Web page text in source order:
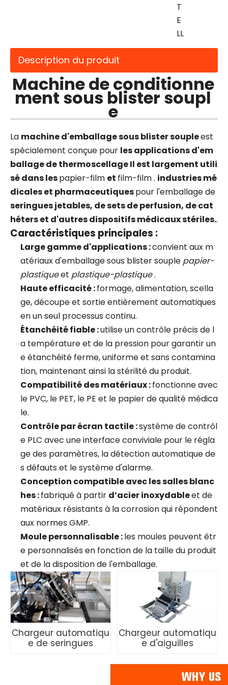
T
E
LL
Description du produit
Machine de conditionne
ment sous blister soupl
e
La machine d'emballage sous blister soupleest
spécialement conçue pour les applications d'em
ballage de thermoscellage Il est largement utili
sé dans lespapier-film et film-film . industries mé
dicales et pharmaceutiquespour l'emballage de
seringues jetables, de sets de perfusion, de cat
héters et d'autres dispositifs médicaux stériles..
Caractéristiques principales :
Large gamme d'applications :convient aux m
atériaux d'emballage sous blister souple papier-
plastiqueet plastique-plastique.
Haute efficacité :formage, alimentation, scella
ge, découpe et sortie entièrement automatiques
en un seul processus continu.
Étanchéité fiable :utilise un contrôle précis de l
a température et de la pression pour garantir un
e étanchéité ferme, uniforme et sans contamina
tion, maintenant ainsi la stérilité du produit.
Compatibilité des matériaux :fonctionne avec
le PVC, le PET, le PE et le papier de qualité médica
le.
Contrôle par écran tactile :système de contrôl
e PLC avec une interface conviviale pour le régla
ge des paramètres, la détection automatique de
s défauts et le système d'alarme.
Conception compatible avec les salles blanc
hes :fabriqué à partir d’acier inoxydableet de
matériaux résistants à la corrosion qui répondent
aux normes GMP.
Moule personnalisable :les moules peuvent êtr
e personnalisés en fonction de la taille du produit
et de la disposition de l'emballage.
Chargeur automatiqu
e de seringues
Chargeur automatiqu
e d'aiguilles